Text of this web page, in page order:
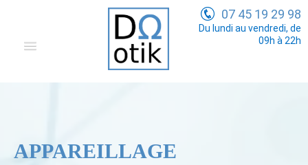
07 45 19 29 98
Du lundi au vendredi, de
09h à 22h
APPAREILLAGE